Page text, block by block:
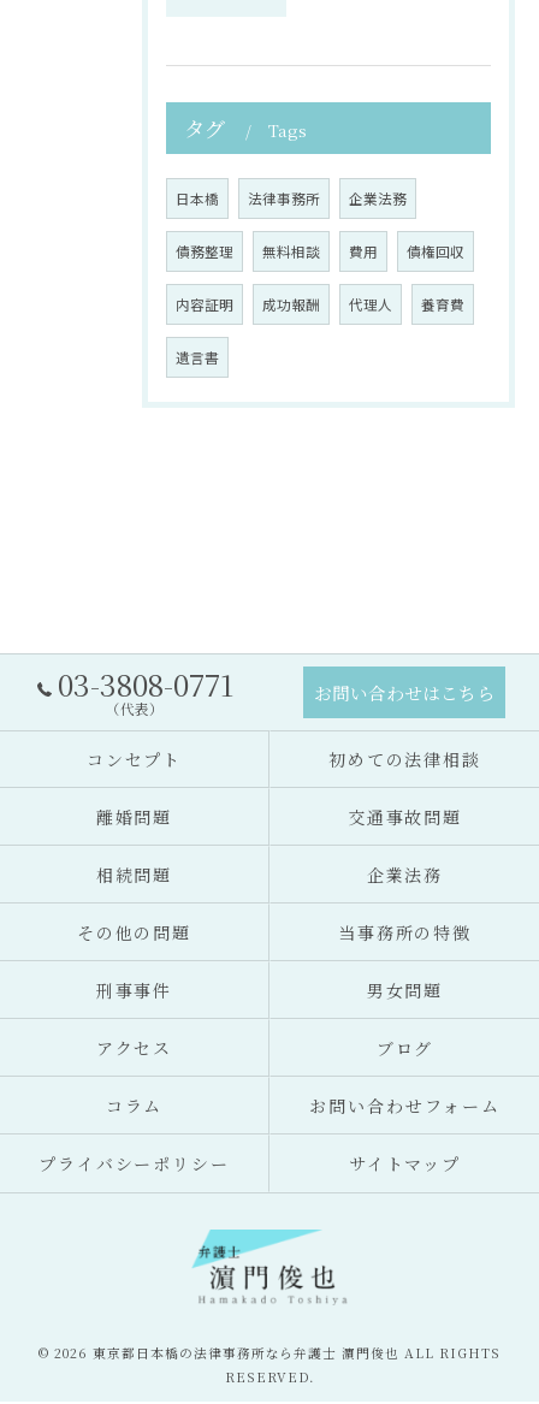
タグ Tags
日本橋 法律事務所 企業法務
債務整理 無料相談 費用 債権回収
内容証明 成功報酬 代理人 養育費
遺言書
03-3808-0771
（代表）
お問い合わせはこちら
コンセプト 初めての法律相談
離婚問題 交通事故問題
相続問題 企業法務
その他の問題 当事務所の特徴
刑事事件 男女問題
アクセス ブログ
コラム お問い合わせフォーム
プライバシーポリシー サイトマップ
© 2026 東京都日本橋の法律事務所なら弁護士 濵門俊也 ALL RIGHTS
RESERVED.